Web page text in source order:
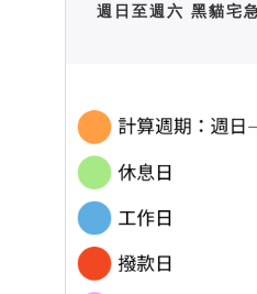
週日至週六 黑貓宅